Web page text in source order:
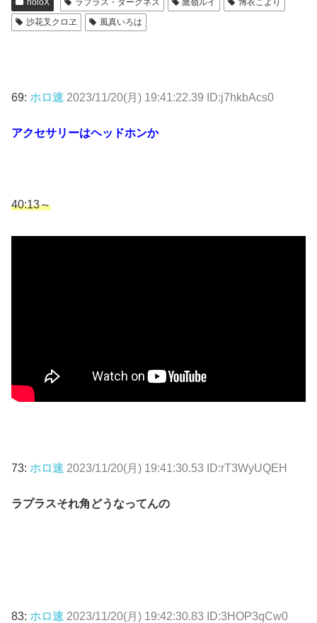
沙花叉クロヱ
風真いろは
69: ホロ速 2023/11/20(月) 19:41:22.39 ID:j7hkbAcs0
アクセサリーはヘッドホンか
40:13～
73: ホロ速 2023/11/20(月) 19:41:30.53 ID:rT3WyUQEH
ラプラスそれ角どうなってんの
83: ホロ速 2023/11/20(月) 19:42:30.83 ID:3HOP3qCw0